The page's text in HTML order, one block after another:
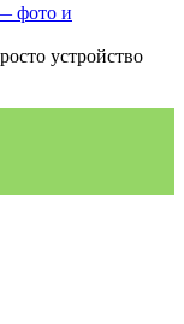
фото и
устройство